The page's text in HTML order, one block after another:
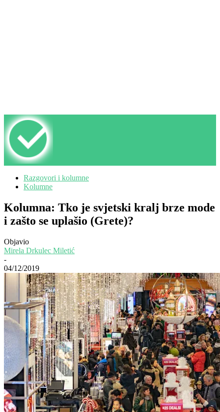
Razgovori i kolumne
Kolumne
Kolumna: Tko je svjetski kralj brze mode
i zašto se uplašio (Grete)?
Objavio
Mirela Drkulec Miletić
-
04/12/2019